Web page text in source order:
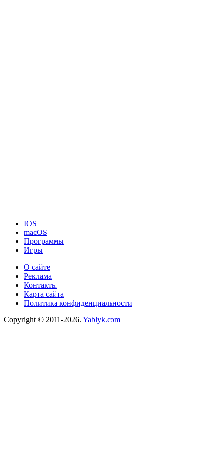
IOS
macOS
Программы
Игры
О сайте
Реклама
Контакты
Карта сайта
Политика конфиденциальности
Copyright © 2011-2026. Yablyk.сom